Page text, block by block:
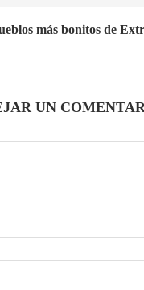
más bonitos de
UN